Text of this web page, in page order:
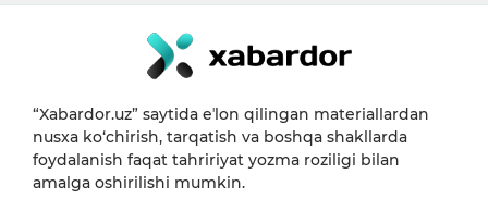
“Xabardor.uz” saytida eʼlon qilingan materiallardan
nusxa ko‘chirish, tarqatish va boshqa shakllarda
foydalanish faqat tahririyat yozma roziligi bilan
amalga oshirilishi mumkin.